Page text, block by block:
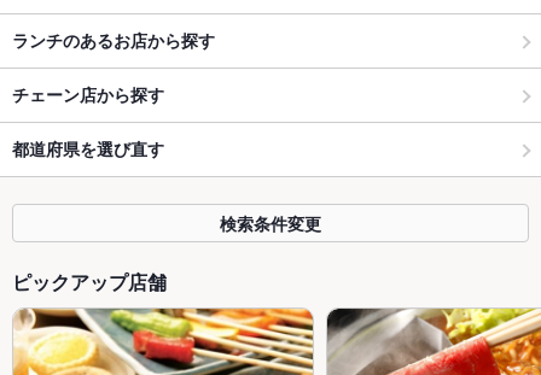
ランチのあるお店から探す
チェーン店から探す
都道府県を選び直す
検索条件変更
ピックアップ店舗